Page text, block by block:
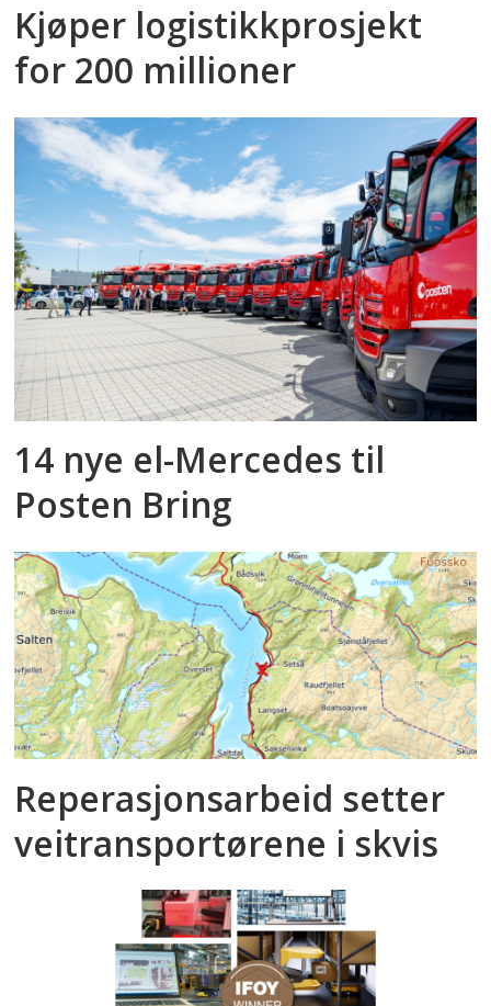
Kjøper logistikkprosjekt
for 200 millioner
14 nye el-Mercedes til
Posten Bring
Reperasjonsarbeid setter
veitransportørene i skvis